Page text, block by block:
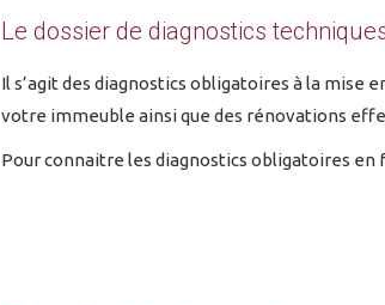
Le dossier de diagnostics
Il s’agit des diagnostics obligatoires à la mise
votre immeuble ainsi que des rénovations
Pour connaitre les diagnostics obligatoires en